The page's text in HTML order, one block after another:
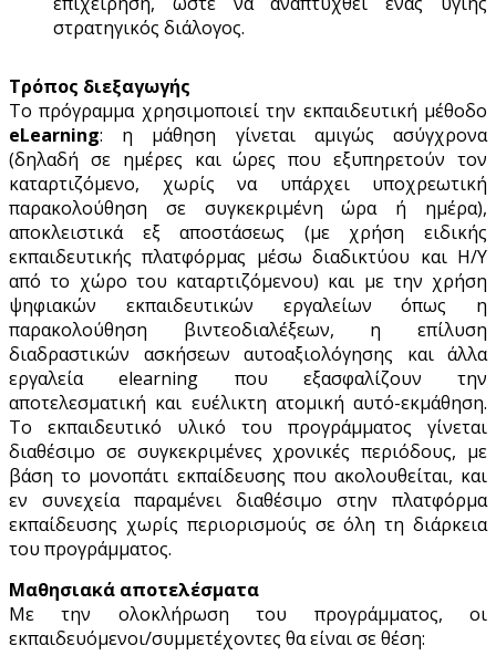
στρατηγικός διάλογος.
Τρόπος διεξαγωγής
Το πρόγραμμα χρησιμοποιεί την εκπαιδευτική μέθοδο
eLearning: η μάθηση γίνεται αμιγώς ασύγχρονα
(δηλαδή σε ημέρες και ώρες που εξυπηρετούν τον
καταρτιζόμενο, χωρίς να υπάρχει υποχρεωτική
παρακολούθηση σε συγκεκριμένη ώρα ή ημέρα),
αποκλειστικά εξ αποστάσεως (με χρήση ειδικής
εκπαιδευτικής πλατφόρμας μέσω διαδικτύου και Η/Υ
από το χώρο του καταρτιζόμενου) και με την χρήση
ψηφιακών εκπαιδευτικών εργαλείων όπως η
παρακολούθηση βιντεοδιαλέξεων, η επίλυση
διαδραστικών ασκήσεων αυτοαξιολόγησης και άλλα
εργαλεία elearning που εξασφαλίζουν την
αποτελεσματική και ευέλικτη ατομική αυτό-εκμάθηση.
Το εκπαιδευτικό υλικό του προγράμματος γίνεται
διαθέσιμο σε συγκεκριμένες χρονικές περιόδους, με
βάση το μονοπάτι εκπαίδευσης που ακολουθείται, και
εν συνεχεία παραμένει διαθέσιμο στην πλατφόρμα
εκπαίδευσης χωρίς περιορισμούς σε όλη τη διάρκεια
του προγράμματος.
Μαθησιακά αποτελέσματα
Με την ολοκλήρωση του προγράμματος, οι
εκπαιδευόμενοι/συμμετέχοντες θα είναι σε θέση: